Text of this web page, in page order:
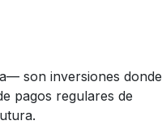
son inversiones donde
pagos regulares de